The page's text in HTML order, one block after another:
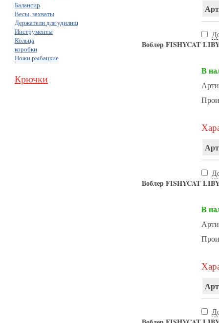
Балансир
Весы, захваты
Держатели для удилищ
Инструменты
Кольца
коробки
Ножи рыбацкие
Крючки
Воблер FISHYCAT
В
Воблер FISHYCAT
В